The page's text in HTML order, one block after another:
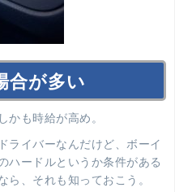
合が多い
かも時給が高め。
ライバーなんだけど、ボーイ
ハードルというか条件がある
、それも知っておこう。